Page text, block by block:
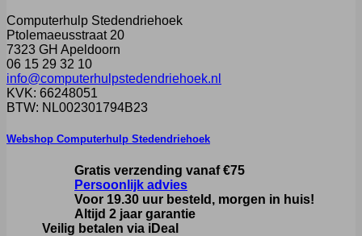
Computerhulp Stedendriehoek
Ptolemaeusstraat 20
7323 GH Apeldoorn
06 15 29 32 10
info@computerhulpstedendriehoek.nl
KVK: 66248051
BTW: NL002301794B23
Webshop Computerhulp Stedendriehoek
Gratis verzending vanaf €75
Persoonlijk advies
Voor 19.30 uur besteld, morgen in huis!
Altijd 2 jaar garantie
Veilig betalen via iDeal